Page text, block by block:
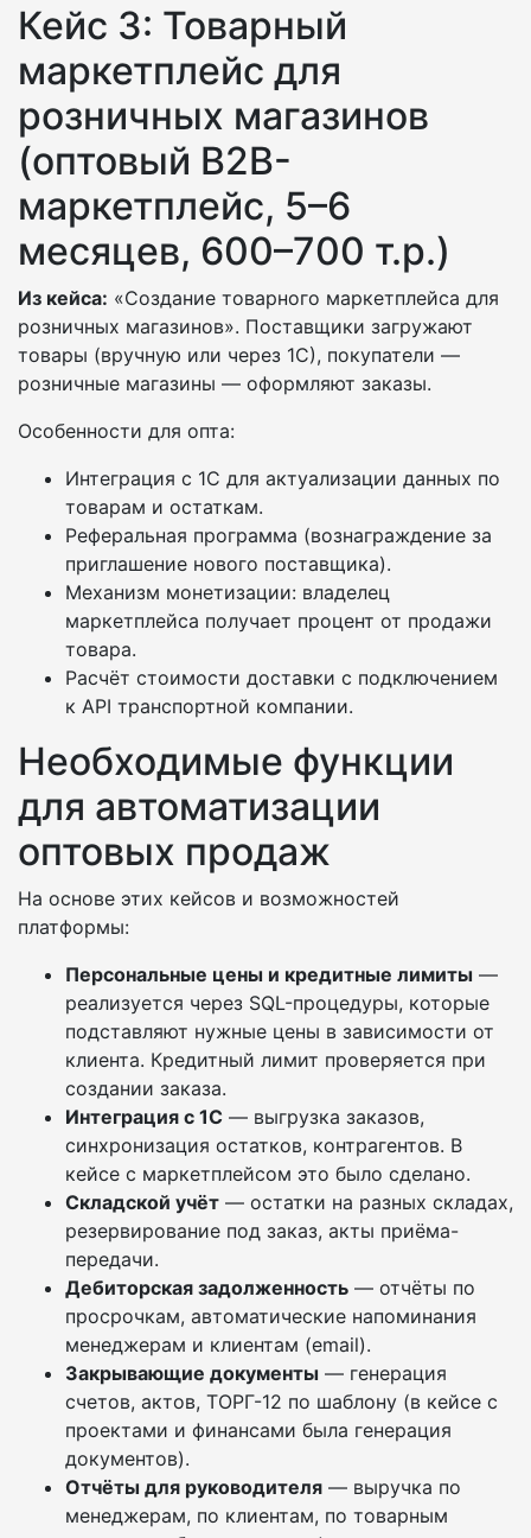
Кейс 3: Товарный
маркетплейс для
розничных магазинов
(оптовый B2B-
маркетплейс, 5–6
месяцев, 600–700 т.р.)
Из кейса: «Создание товарного маркетплейса для
розничных магазинов». Поставщики загружают
товары (вручную или через 1С), покупатели —
розничные магазины — оформляют заказы.
Особенности для опта:
Интеграция с 1С для актуализации данных по
товарам и остаткам.
Реферальная программа (вознаграждение за
приглашение нового поставщика).
Механизм монетизации: владелец
маркетплейса получает процент от продажи
товара.
Расчёт стоимости доставки с подключением
к API транспортной компании.
Необходимые функции
для автоматизации
оптовых продаж
На основе этих кейсов и возможностей
платформы:
Персональные цены и кредитные лимиты —
реализуется через SQL-процедуры, которые
подставляют нужные цены в зависимости от
клиента. Кредитный лимит проверяется при
создании заказа.
Интеграция с 1С — выгрузка заказов,
синхронизация остатков, контрагентов. В
кейсе с маркетплейсом это было сделано.
Складской учёт — остатки на разных складах,
резервирование под заказ, акты приёма-
передачи.
Дебиторская задолженность — отчёты по
просрочкам, автоматические напоминания
менеджерам и клиентам (email).
Закрывающие документы — генерация
счетов, актов, ТОРГ-12 по шаблону (в кейсе с
проектами и финансами была генерация
документов).
Отчёты для руководителя — выручка по
менеджерам, по клиентам, по товарным